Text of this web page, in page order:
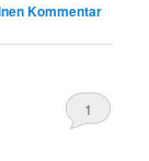
Kommentar
1